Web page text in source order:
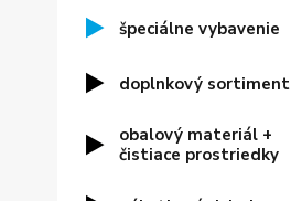
špeciálne vybavenie
doplnkový sortiment
obalový materiál +
čistiace prostriedky